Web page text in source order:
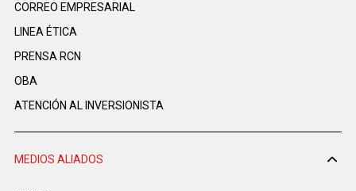
CORREO EMPRESARIAL
LINEA ÉTICA
PRENSA RCN
OBA
ATENCIÓN AL INVERSIONISTA
MEDIOS ALIADOS